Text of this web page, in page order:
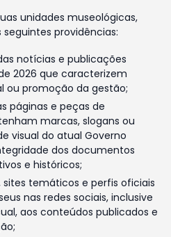
unidades museológicas,
providências:
notícias e publicações
2026 que caracterizem
ou promoção da gestão;
páginas e peças de
marcas, slogans ou
visual do atual Governo
dos documentos
e históricos;
temáticos e perfis oficiais
nas redes sociais, inclusive
aos conteúdos publicados e